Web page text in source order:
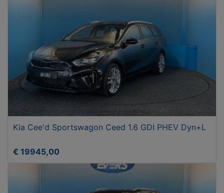
Kia Cee'd Sportswagon Ceed 1.6 GDI PHEV Dyn+L
€ 19945,00